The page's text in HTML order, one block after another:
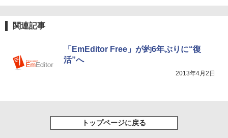
関連記事
「EmEditor Free」が約6年ぶりに“復
活”へ
2013年4月2日
トップページに戻る